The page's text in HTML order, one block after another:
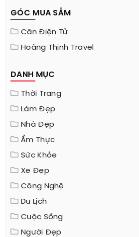
GÓC MUA SẮM
Cân Điện Tử
Hoàng Thịnh Travel
DANH MỤC
Thời Trang
Làm Đẹp
Nhà Đẹp
Ẩm Thực
Sức Khỏe
Xe Đẹp
Công Nghệ
Du Lịch
Cuộc Sống
Người Đẹp